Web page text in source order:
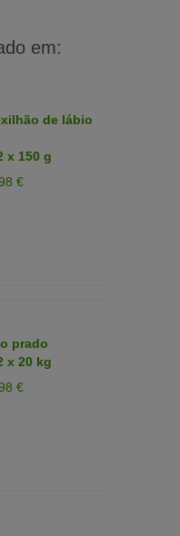
em:
de lábio
x 150 g
€
prado
x 20 kg
€